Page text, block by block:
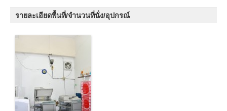
รายละเอียดพื้นที่/จำนวนที่นั่ง/อุปกรณ์